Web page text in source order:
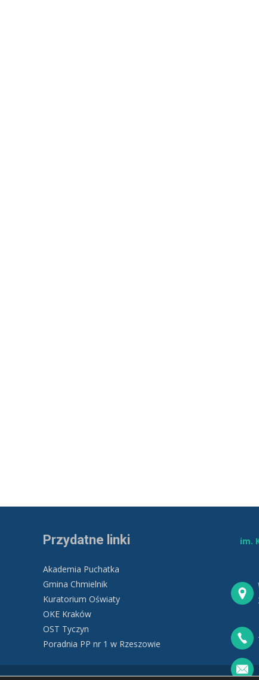
Przydatne linki
Akademia Puchatka
Gmina Chmielnik
Kuratorium Oświaty
OKE Kraków
OST Tyczyn
Poradnia PP nr 1 w Rzeszowie
im.